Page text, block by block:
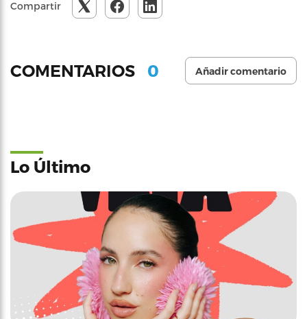
Compartir
COMENTARIOS 0 Añadir comentario
Lo Último